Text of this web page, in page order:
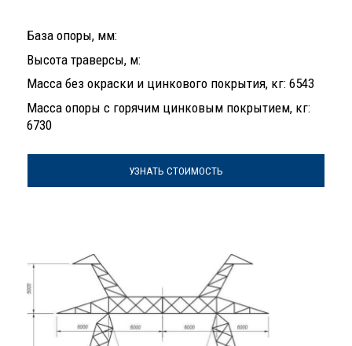
База опоры, мм:
Высота траверсы, м:
Масса без окраски и цинкового покрытия, кг: 6543
Масса опоры с горячим цинковым покрытием, кг:
6730
УЗНАТЬ СТОИМОСТЬ